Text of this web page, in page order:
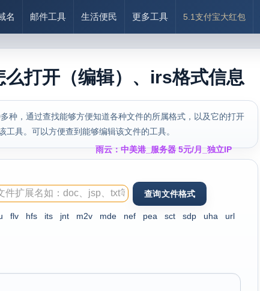
名 邮件工具 生活便民 更多工具 5.1支付宝大红包
打开（编辑）、irs格式信息
种，通过查找能够方便知道各种文件的所属格式，以及它的打开
具。可以方便查到能够编辑该文件的工具。
雨云：中美港_服务器 5元/月_独立IP
flv hfs its jnt m2v mde nef pea sct sdp uha
url